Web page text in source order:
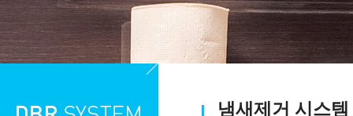
냄새제거 시스템